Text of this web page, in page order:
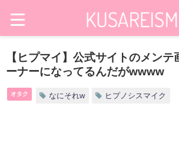
【ヒプマイ】公式サイトのメンテ
ーナーになってるんだがwwww
オタク なにそれw ヒプノシスマイク